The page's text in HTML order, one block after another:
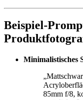
Beispiel-
Minimalistisches
85mm f/8,